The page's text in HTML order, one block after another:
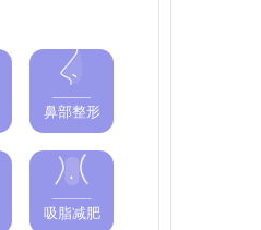
鼻部整形
吸脂减肥